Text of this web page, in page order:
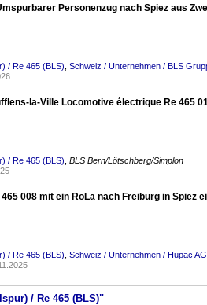
Personenzug nach Spiez aus
/ Re 465 (BLS) Schweiz / Unternehmen / BLS
la-Ville Locomotive électrique Re 465
/ Re 465 (BLS) BLS Bern/Lötschberg/Simplon
008 mit ein RoLa nach Freiburg in Spiez
/ Re 465 (BLS) Schweiz / Unternehmen / Hupac AG
/ Re 465 (BLS)"